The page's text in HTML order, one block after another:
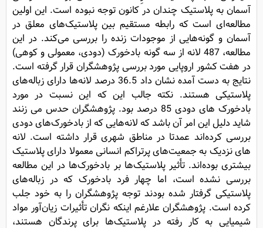
آسمان به پلاستیک چندان در کانون توجه نبوده است. این اولین
مطالعه‌ای است که رابطه مستقیم بین پلاستیک‌های معلق در
آسمان و گونه‌هایی از موجودات زنده را بررسی می‌کند. در این
مطالعه، 487 لانه از سه گونه بادخورک (دودی، معمولی و کوهی)
در هفت کشور اروپایی مورد بررسی پژوهشگران قرار گرفته است.
نتایج به دست آمده نشان داد 36.5 درصد لانه‌ها دارای زباله‌های
پلاستیکی هستند. نکته جالب این که این نسبت در مورد
بادخورک های دودی 85 درصد بود. پژوهشگران حدس می زنند
شاید دلیل این امر آن باشد که لانه‌هایی که از بادخورک‌های دودی
بررسی کرده‌اند عمدتا در مناطق شهری قرار داشته است. لانه
های نزدیک به جمعیت‌های پرتراکم انسانی معمولا دارای پلاستیک
بیشتری بوده‌اند. تأثیر پلاستیک‌ها بر بادخورک‌ها در این مطالعه
بررسی نشده است، اما چهار فرد بادخورک که در زباله‌های
پلاستیکی گرفتار شده بودند توجه پژوهشگران را به خود جلب
کرده است. پژوهشگران علارغم اینکه نگران تأثیرات زیان‌آور مواد
شیمیایی به کار رفته در پلاستیک‌ها برای پرندگان هستند،